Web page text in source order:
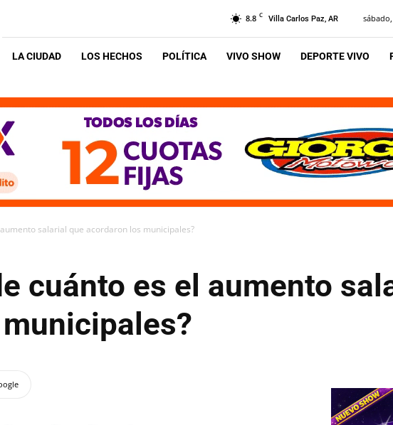
8.8 C Villa Carlos Paz, AR
LA CIUDAD LOS HECHOS POLÍTICA VIVO SHOW DEPORTE VIVO
salarial que acordaron los municipales?
cuánto es el aumento